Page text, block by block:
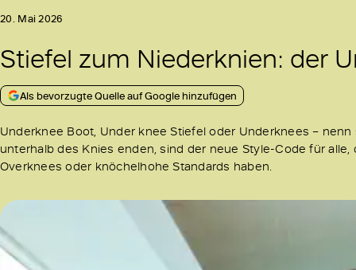
20. Mai 2026
Stiefel zum Niederknien: der
Als bevorzugte Quelle auf Google hinzufügen
Underknee Boot, Under knee Stiefel oder Underknees –
unterhalb des Knies enden, sind der neue Style-Code für
Overknees oder knöchelhohe Standards haben.